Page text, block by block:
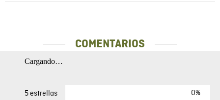
COMENTARIOS
Cargando…
5 estrellas 0%